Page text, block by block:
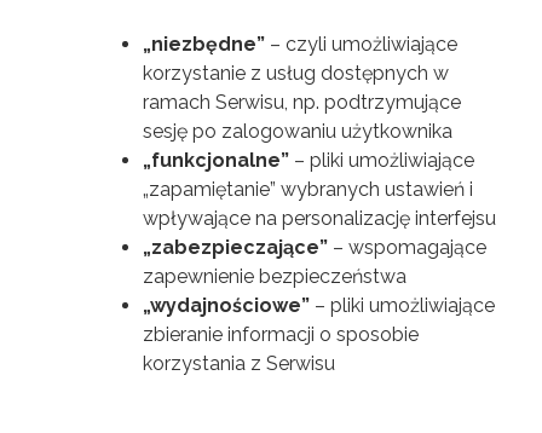
„niezbędne” – czyli umożliwiające
korzystanie z usług dostępnych w
ramach Serwisu, np. podtrzymujące
sesję po zalogowaniu użytkownika
„funkcjonalne” – pliki umożliwiające
„zapamiętanie” wybranych ustawień i
wpływające na personalizację interfejsu
„zabezpieczające” – wspomagające
zapewnienie bezpieczeństwa
„wydajnościowe” – pliki umożliwiające
zbieranie informacji o sposobie
korzystania z Serwisu